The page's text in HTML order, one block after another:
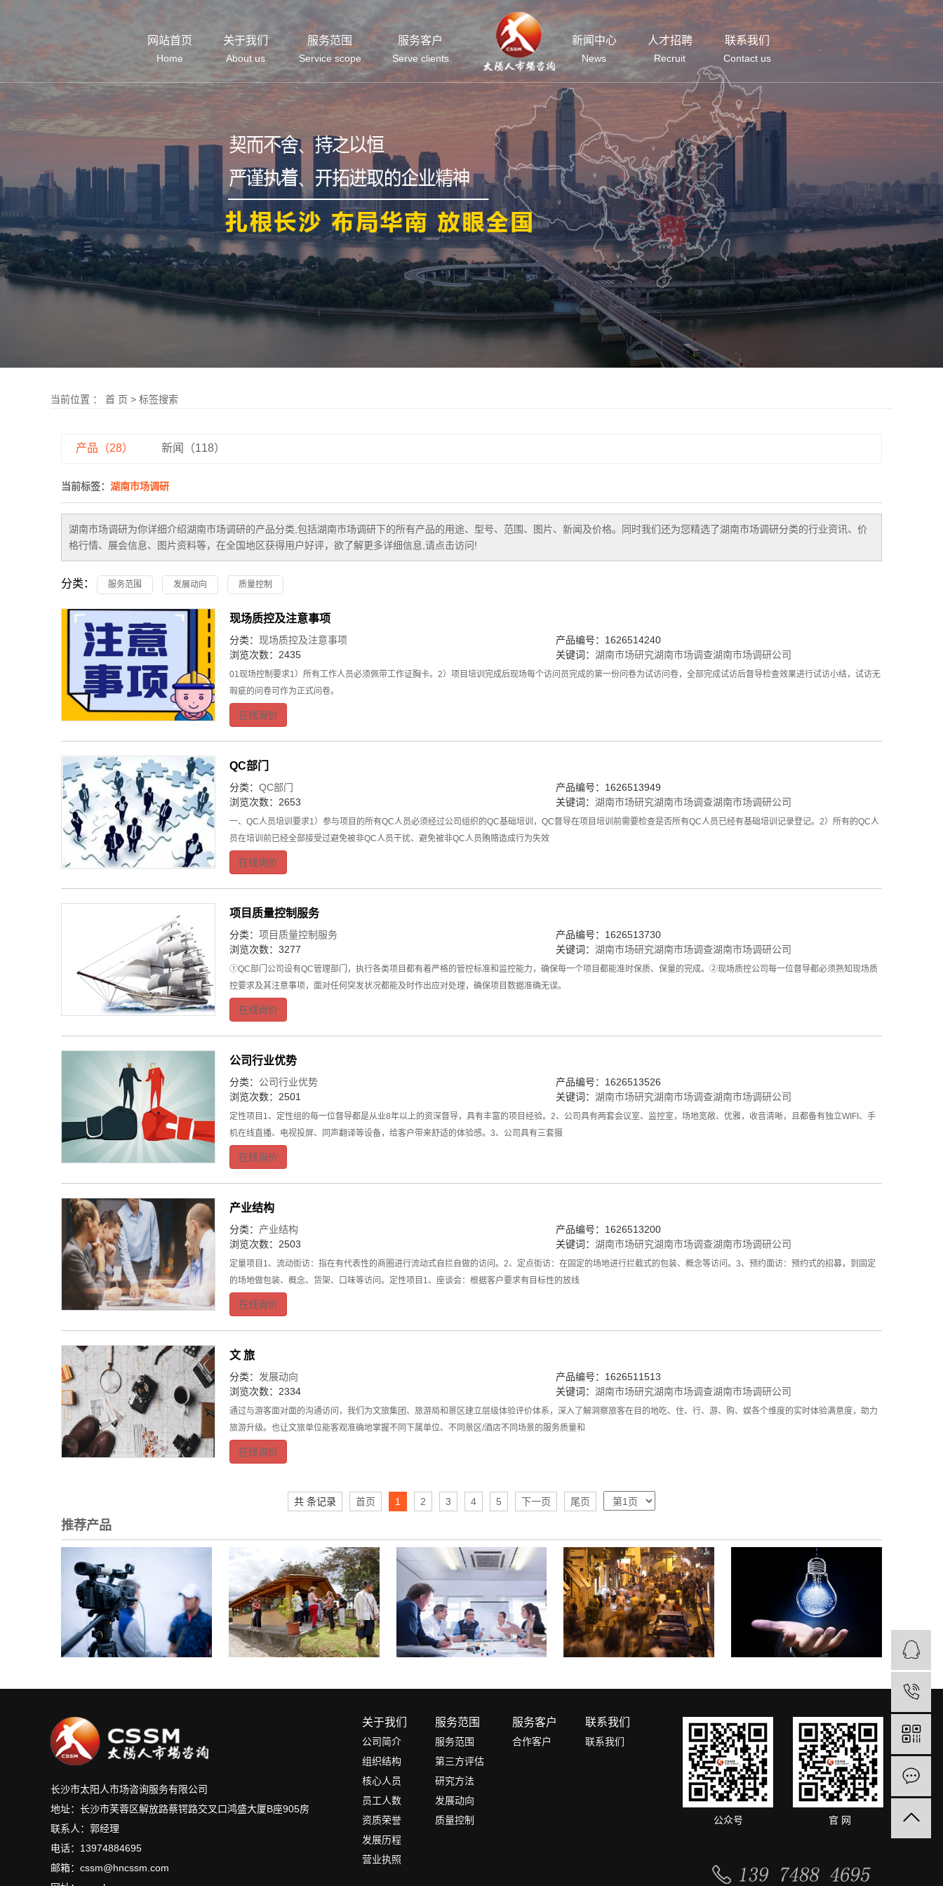
网站首页
Home
关于我们
About us
服务范围
Service scope
服务客户
Serve clients
新闻中心
News
人才招聘
Recruit
联系我们
Contact us
当前位置 ： 首 页 > 标签搜索
产品（28） 新闻（118）
当前标签： 湖南市场调研
湖南市场调研为你详细介绍湖南市场调研的产品分类,包括湖南市场调研下的所有产品的用途、型号、范围、图片、新闻及价格。同时我们还为您精选了湖南市场调研分类的行业资讯、价
格行情、展会信息、图片资料等，在全国地区获得用户好评，欲了解更多详细信息,请点击访问!
分类： 服务范围 发展动向 质量控制
现场质控及注意事项
分类： 现场质控及注意事项
产品编号：1626514240
浏览次数：2435
关键词： 湖南市场研究湖南市场调查湖南市场调研公司
01现场控制要求1）所有工作人员必须佩带工作证胸卡。2）项目培训完成后现场每个访问员完成的第一份问卷为试访问卷，全部完成试访后督导检查效果进行试访小结，试访无
瑕疵的问卷可作为正式问卷。
在线询价
QC部门
分类： QC部门
产品编号：1626513949
浏览次数：2653
关键词： 湖南市场研究湖南市场调查湖南市场调研公司
一、QC人员培训要求1）参与项目的所有QC人员必须经过公司组织的QC基础培训，QC督导在项目培训前需要检查是否所有QC人员已经有基础培训记录登记。2）所有的QC人
员在培训前已经全部接受过避免被非QC人员干扰、避免被非QC人员贿赂造成行为失效
在线询价
项目质量控制服务
分类： 项目质量控制服务
产品编号：1626513730
浏览次数：3277
关键词： 湖南市场研究湖南市场调查湖南市场调研公司
①QC部门公司设有QC管理部门，执行各类项目都有着严格的管控标准和监控能力，确保每一个项目都能准时保质、保量的完成。②现场质控公司每一位督导都必须熟知现场质
控要求及其注意事项，面对任何突发状况都能及时作出应对处理，确保项目数据准确无误。
在线询价
公司行业优势
分类： 公司行业优势
产品编号：1626513526
浏览次数：2501
关键词： 湖南市场研究湖南市场调查湖南市场调研公司
定性项目1、定性组的每一位督导都是从业8年以上的资深督导，具有丰富的项目经验。2、公司具有两套会议室、监控室，场地宽敞、优雅，收音清晰，且都备有独立WIFI、手
机在线直播、电视投屏、同声翻译等设备，给客户带来舒适的体验感。3、公司具有三套摄
在线询价
产业结构
分类： 产业结构
产品编号：1626513200
浏览次数：2503
关键词： 湖南市场研究湖南市场调查湖南市场调研公司
定量项目1、流动街访：指在有代表性的商圈进行流动式自拦自做的访问。2、定点街访：在固定的场地进行拦截式的包装、概念等访问。3、预约面访：预约式的招募，到固定
的场地做包装、概念、货架、口味等访问。定性项目1、座谈会：根据客户要求有目标性的放线
在线询价
文 旅
分类： 发展动向
产品编号：1626511513
浏览次数：2334
关键词： 湖南市场研究湖南市场调查湖南市场调研公司
通过与游客面对面的沟通访问，我们为文旅集团、旅游局和景区建立层级体验评价体系，深入了解洞察旅客在目的地吃、住、行、游、购、娱各个维度的实时体验满意度，助力
旅游升级。也让文旅单位能客观准确地掌握不同下属单位、不同景区/酒店不同场景的服务质量和
在线询价
共 条记录 首页 1 2 3 4 5 下一页 尾页
推荐产品
长沙市太阳人市场咨询服务有限公司
地址：长沙市芙蓉区解放路蔡锷路交叉口鸿盛大厦B座905房
联系人：郭经理
电话：13974884695
邮箱：cssm@hncssm.com
关于我们
公司简介
组织结构
核心人员
员工人数
资质荣誉
发展历程
营业执照
服务范围
服务范围
第三方评估
研究方法
发展动向
质量控制
服务客户
合作客户
联系我们
联系我们
公众号 官 网